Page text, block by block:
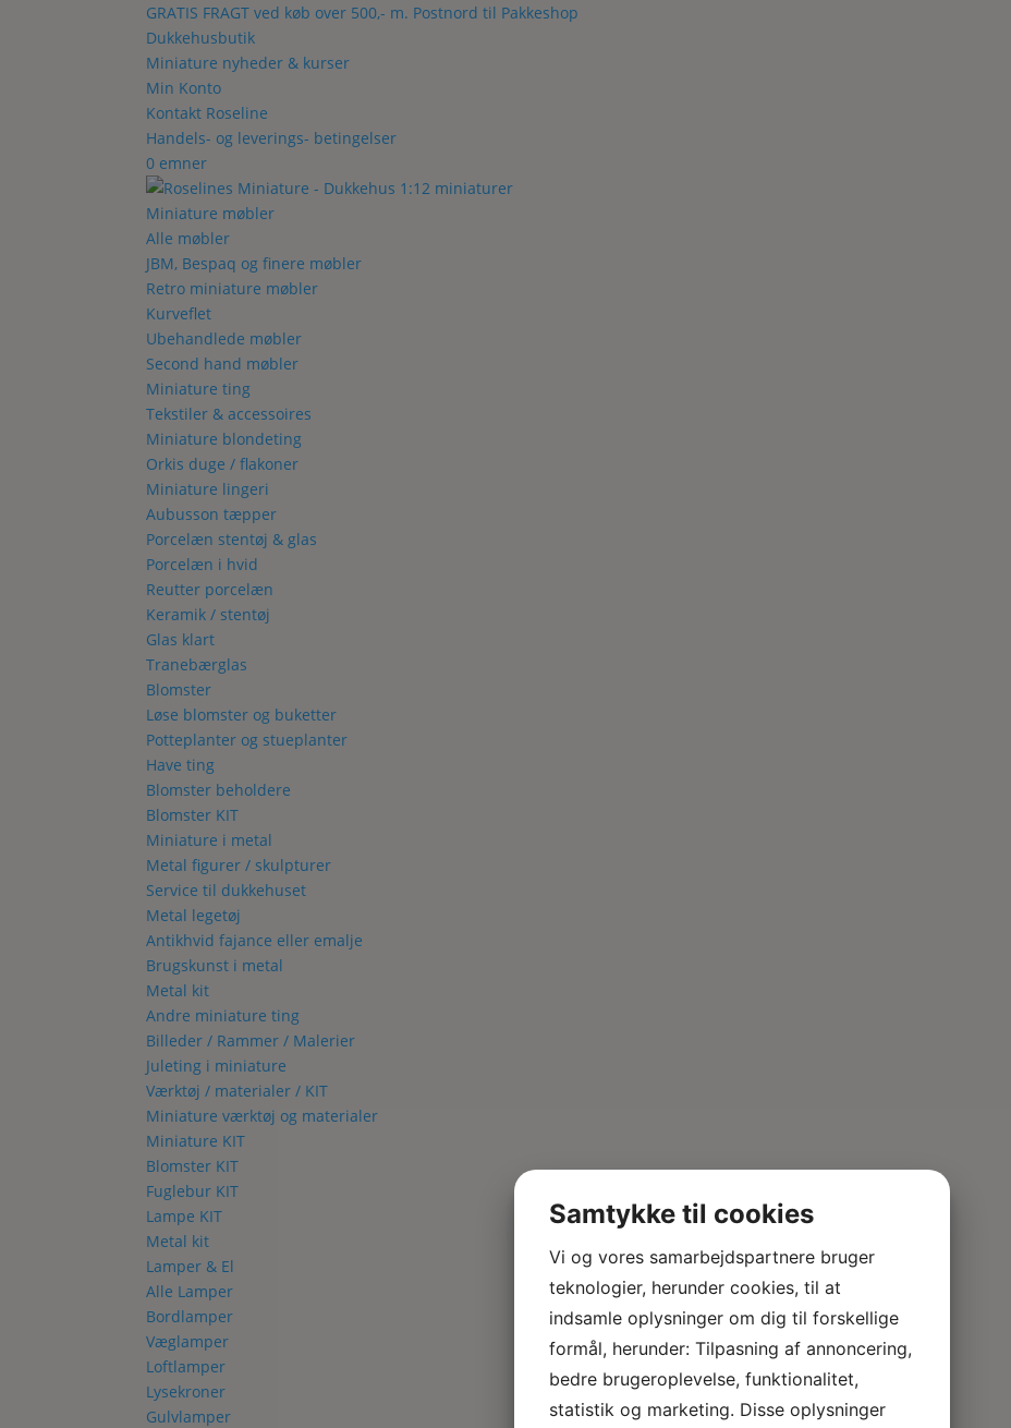
GRATIS FRAGT ved køb over 500,- m. Postnord til Pakkeshop
Dukkehusbutik
Miniature nyheder & kurser
Min Konto
Kontakt Roseline
Handels- og leverings- betingelser
0 emner
Miniature møbler
Alle møbler
JBM, Bespaq og finere møbler
Retro miniature møbler
Kurveflet
Ubehandlede møbler
Second hand møbler
Miniature ting
Tekstiler & accessoires
Miniature blondeting
Orkis duge / flakoner
Miniature lingeri
Aubusson tæpper
Porcelæn stentøj & glas
Porcelæn i hvid
Reutter porcelæn
Keramik / stentøj
Glas klart
Tranebærglas
Blomster
Løse blomster og buketter
Potteplanter og stueplanter
Have ting
Blomster beholdere
Blomster KIT
Miniature i metal
Metal figurer / skulpturer
Service til dukkehuset
Metal legetøj
Antikhvid fajance eller emalje
Brugskunst i metal
Metal kit
Andre miniature ting
Billeder / Rammer / Malerier
Juleting i miniature
Værktøj / materialer / KIT
Miniature værktøj og materialer
Miniature KIT
Blomster KIT
Fuglebur KIT
Lampe KIT
Metal kit
Lamper & El
Alle Lamper
Bordlamper
Væglamper
Loftlamper
Lysekroner
Gulvlamper
Samtykke til cookies
Vi og vores samarbejdspartnere bruger
teknologier, herunder cookies, til at
indsamle oplysninger om dig til forskellige
formål, herunder: Tilpasning af annoncering,
bedre brugeroplevelse, funktionalitet,
statistik og marketing. Disse oplysninger